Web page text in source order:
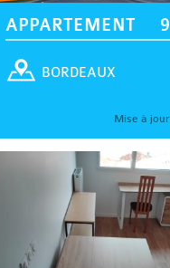
APPARTEMENT
BORDEAUX
Mise à